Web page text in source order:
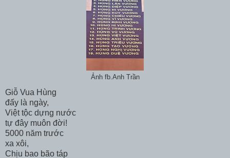
Ảnh fb.Anh Trần
Giỗ Vua Hùng
đấy là ngày,
Việt tộc dựng nước
tự đây muôn đời!
5000 năm trước
xa xôi,
Chịu bao bão táp